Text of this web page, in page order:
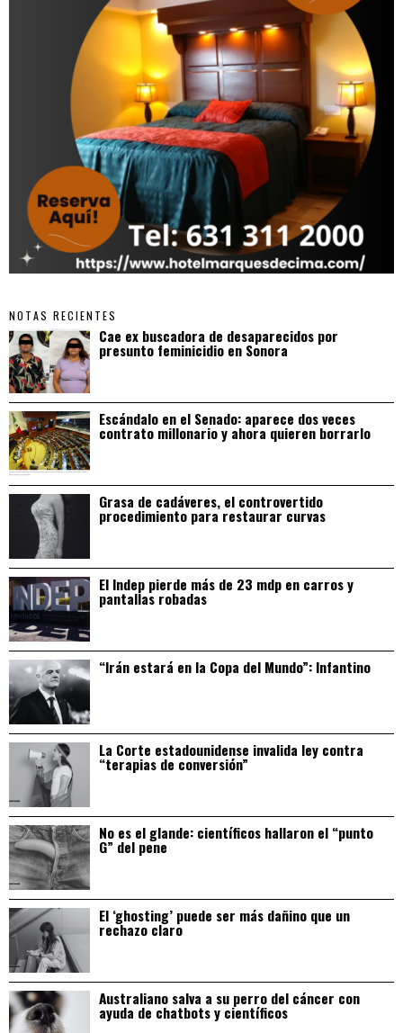
NOTAS RECIENTES
Cae ex buscadora de desaparecidos por
presunto feminicidio en Sonora
Escándalo en el Senado: aparece dos veces
contrato millonario y ahora quieren borrarlo
Grasa de cadáveres, el controvertido
procedimiento para restaurar curvas
El Indep pierde más de 23 mdp en carros y
pantallas robadas
“Irán estará en la Copa del Mundo”: Infantino
La Corte estadounidense invalida ley contra
“terapias de conversión”
No es el glande: científicos hallaron el “punto
G” del pene
El ‘ghosting’ puede ser más dañino que un
rechazo claro
Australiano salva a su perro del cáncer con
ayuda de chatbots y científicos